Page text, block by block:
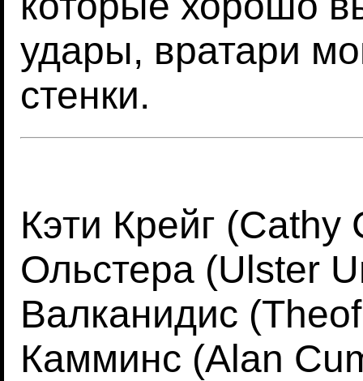
удары, вратари
стенки.
Кэти Крейг (Cathy
Ольстера (Ulster
Валканидис
Камминс (Alan